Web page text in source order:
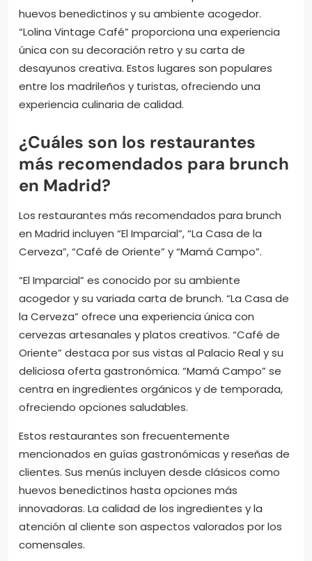
huevos benedictinos y su ambiente acogedor.
“Lolina Vintage Café” proporciona una experiencia
única con su decoración retro y su carta de
desayunos creativa. Estos lugares son populares
entre los madrileños y turistas, ofreciendo una
experiencia culinaria de calidad.
¿Cuáles son los restaurantes
más recomendados para brunch
en Madrid?
Los restaurantes más recomendados para brunch
en Madrid incluyen “El Imparcial”, “La Casa de la
Cerveza”, “Café de Oriente” y “Mamá Campo”.
“El Imparcial” es conocido por su ambiente
acogedor y su variada carta de brunch. “La Casa de
la Cerveza” ofrece una experiencia única con
cervezas artesanales y platos creativos. “Café de
Oriente” destaca por sus vistas al Palacio Real y su
deliciosa oferta gastronómica. “Mamá Campo” se
centra en ingredientes orgánicos y de temporada,
ofreciendo opciones saludables.
Estos restaurantes son frecuentemente
mencionados en guías gastronómicas y reseñas de
clientes. Sus menús incluyen desde clásicos como
huevos benedictinos hasta opciones más
innovadoras. La calidad de los ingredientes y la
atención al cliente son aspectos valorados por los
comensales.